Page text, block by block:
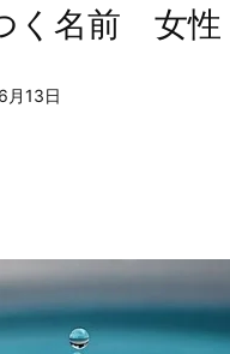
く名前 女性
月13日